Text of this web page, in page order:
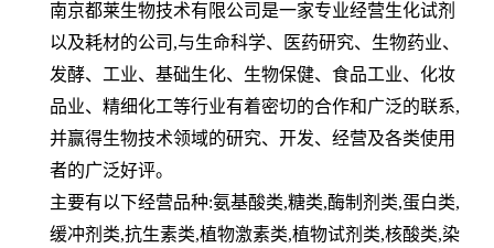
南京都莱生物技术有限公司是一家专业经营生化试剂
以及耗材的公司,与生命科学、医药研究、生物药业、
发酵、工业、基础生化、生物保健、食品工业、化妆
品业、精细化工等行业有着密切的合作和广泛的联系,
并赢得生物技术领域的研究、开发、经营及各类使用
者的广泛好评。
主要有以下经营品种:氨基酸类,糖类,酶制剂类,蛋白类,
缓冲剂类,抗生素类,植物激素类,植物试剂类,核酸类,染